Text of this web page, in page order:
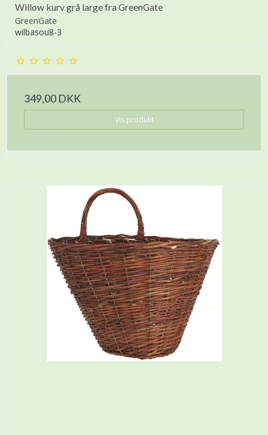
Willow kurv grå large fra GreenGate
GreenGate
wilbasou8-3
349,00 DKK
Vis produkt